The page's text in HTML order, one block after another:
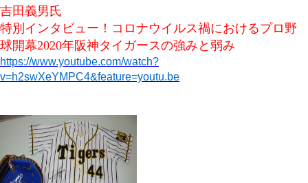
吉田義男氏
特別インタビュー！コロナウイルス禍におけるプロ野
球開幕2020年阪神タイガースの強みと弱み
https://www.youtube.com/watch?
v=h2swXeYMPC4&feature=youtu.be